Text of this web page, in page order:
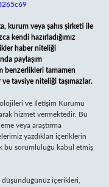
kurum veya şahıs şirketi ile
kendi hazırladığımız
haber niteliği
paylaşım
benzerlikleri tamamen
tavsiye niteliği taşımazlar.
ve İletişim Kurumu
hizmet vermektedir. Bu
veya araştırma
yazdıkları içeriklerin
bu sorumluluğu kabul etmiş
düşündüğünüz içerikleri,